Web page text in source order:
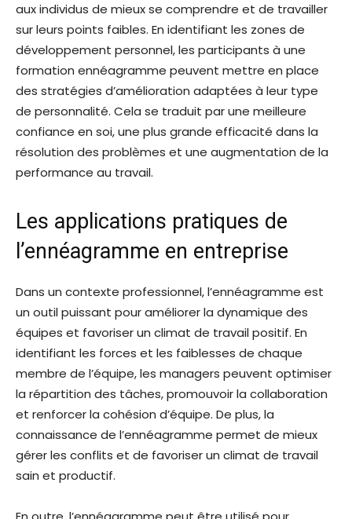
aux individus de mieux se comprendre et de travailler
sur leurs points faibles. En identifiant les zones de
développement personnel, les participants à une
formation ennéagramme peuvent mettre en place
des stratégies d’amélioration adaptées à leur type
de personnalité. Cela se traduit par une meilleure
confiance en soi, une plus grande efficacité dans la
résolution des problèmes et une augmentation de la
performance au travail.
Les applications pratiques de
l’ennéagramme en entreprise
Dans un contexte professionnel, l’ennéagramme est
un outil puissant pour améliorer la dynamique des
équipes et favoriser un climat de travail positif. En
identifiant les forces et les faiblesses de chaque
membre de l’équipe, les managers peuvent optimiser
la répartition des tâches, promouvoir la collaboration
et renforcer la cohésion d’équipe. De plus, la
connaissance de l’ennéagramme permet de mieux
gérer les conflits et de favoriser un climat de travail
sain et productif.